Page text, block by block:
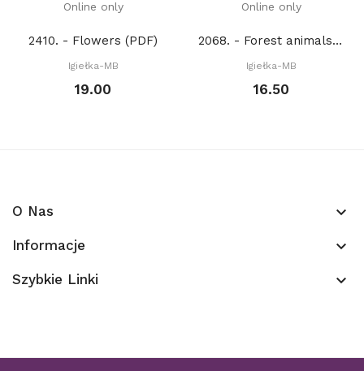
Online only
2410. - Flowers (PDF)
Igiełka-MB
19.00
Online only
2068. - Forest animals. Squirrel (PDF)
Igiełka-MB
16.50
O Nas keyboard_arrow_down
Informacje keyboard_arrow_down
Szybkie Linki keyboard_arrow_down